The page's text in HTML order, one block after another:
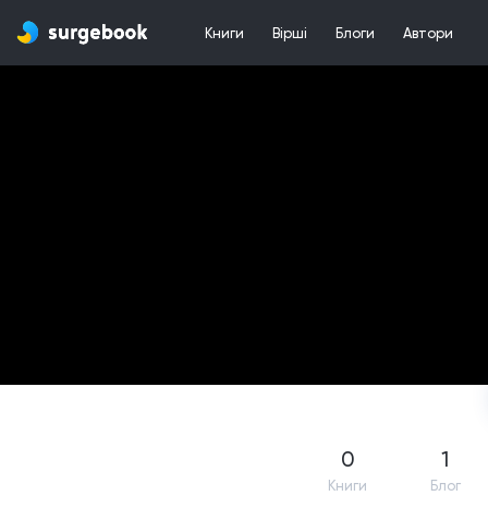
Книги Вірші Блоги Автори
0
Книги
1
Блог